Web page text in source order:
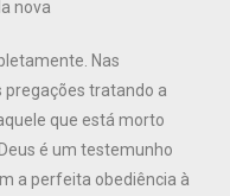
nova
Nas
pregações tratando a
que está morto
é um testemunho
a perfeita obediência à